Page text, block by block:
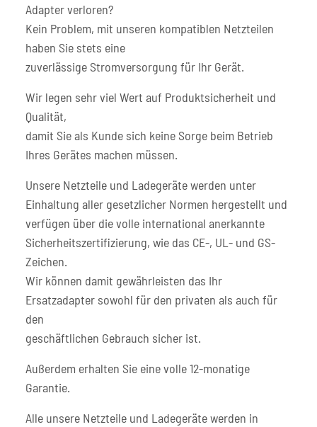
Adapter verloren?
Kein Problem, mit unseren kompatiblen Netzteilen
haben Sie stets eine
zuverlässige Stromversorgung für Ihr Gerät.
Wir legen sehr viel Wert auf Produktsicherheit und
Qualität,
damit Sie als Kunde sich keine Sorge beim Betrieb
Ihres Gerätes machen müssen.
Unsere Netzteile und Ladegeräte werden unter
Einhaltung aller gesetzlicher Normen hergestellt und
verfügen über die volle international anerkannte
Sicherheitszertifizierung, wie das CE-, UL- und GS-
Zeichen.
Wir können damit gewährleisten das Ihr
Ersatzadapter sowohl für den privaten als auch für
den
geschäftlichen Gebrauch sicher ist.
Außerdem erhalten Sie eine volle 12-monatige
Garantie.
Alle unsere Netzteile und Ladegeräte werden in